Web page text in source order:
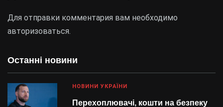
Останні новини
НОВИНИ УКРАЇНИ
Перехоплювачі, кошти на безпеку
Для отправки комментария вам необходимо
авторизоваться.